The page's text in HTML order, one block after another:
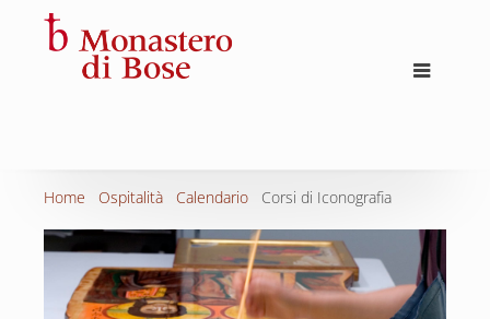
Home Ospitalità Calendario Corsi di Iconografia